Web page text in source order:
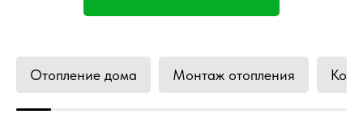
Отопление дома Монтаж отопления